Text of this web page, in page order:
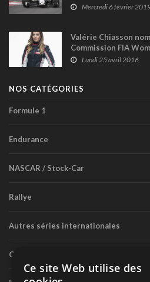
Mercredi 6 février
Valérie Chiasson
Commission FIA
Lundi 25 avril 2016
NOS CATÉGORIES
Formule 1
Endurance
NASCAR / Stock-Car
Rallye
Autres séries internationales
Circuit routier canadien
Ce site Web utilise des